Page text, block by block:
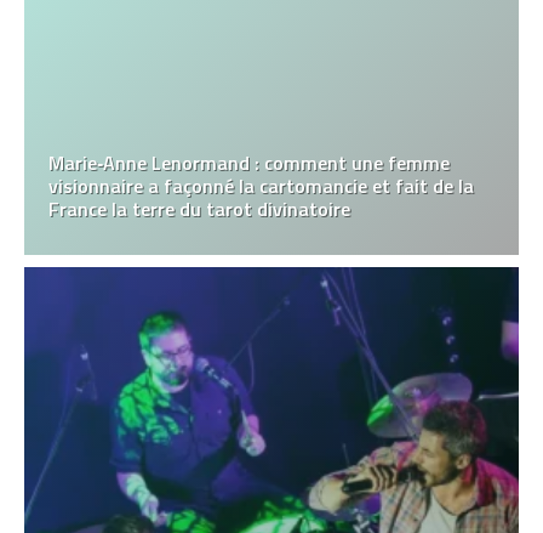
Marie‑Anne Lenormand : comment une femme
visionnaire a façonné la cartomancie et fait de la
France la terre du tarot divinatoire